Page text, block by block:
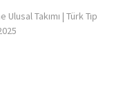
Takımı | Türk Tıp